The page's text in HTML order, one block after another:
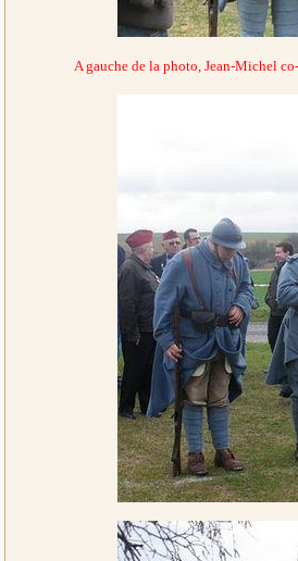
A gauche de la photo, Jean-Michel